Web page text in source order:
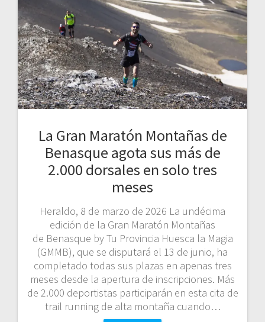
La Gran Maratón Montañas de
Benasque agota sus más de
2.000 dorsales en solo tres
meses
Heraldo, 8 de marzo de 2026 La undécima
edición de la Gran Maratón Montañas
de Benasque by Tu Provincia Huesca la Magia
(GMMB), que se disputará el 13 de junio, ha
completado todas sus plazas en apenas tres
meses desde la apertura de inscripciones. Más
de 2.000 deportistas participarán en esta cita de
trail running de alta montaña cuando…